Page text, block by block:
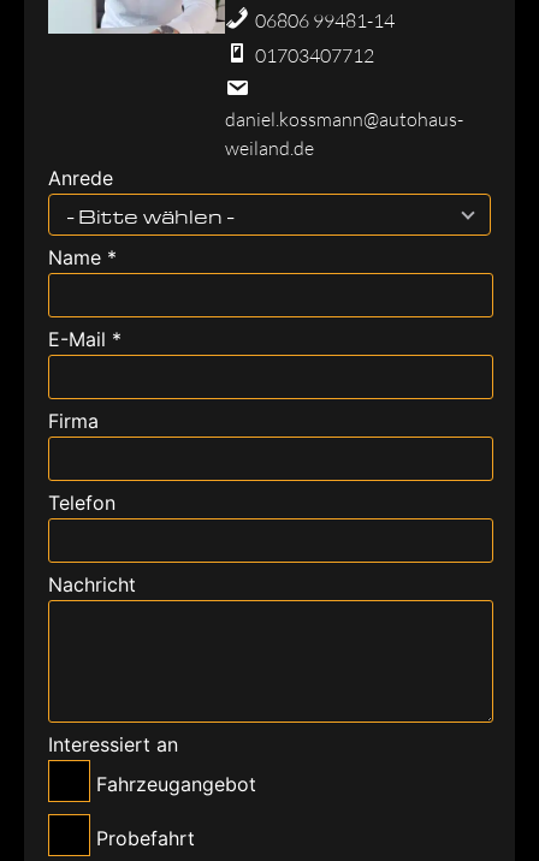
06806 99481-14
01703407712
daniel.kossmann@autohaus-
weiland.de
Anrede
- Bitte wählen -
Name *
E-Mail *
Firma
Telefon
Nachricht
Interessiert an
Fahrzeugangebot
Probefahrt